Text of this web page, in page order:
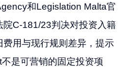
和Legislation Malta官
C-181/23判决对投资入籍
用与现行规则差异，提示
是可营销的固定投资项